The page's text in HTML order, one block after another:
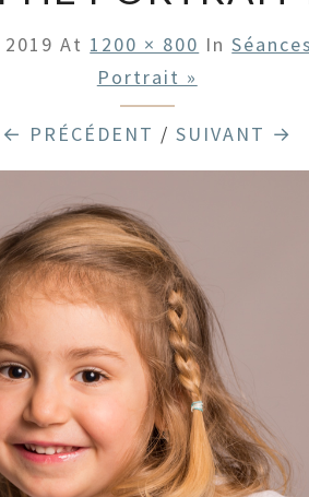
At 1200 × 800 In
Portrait »
← PRÉCÉDENT / SUIVANT →